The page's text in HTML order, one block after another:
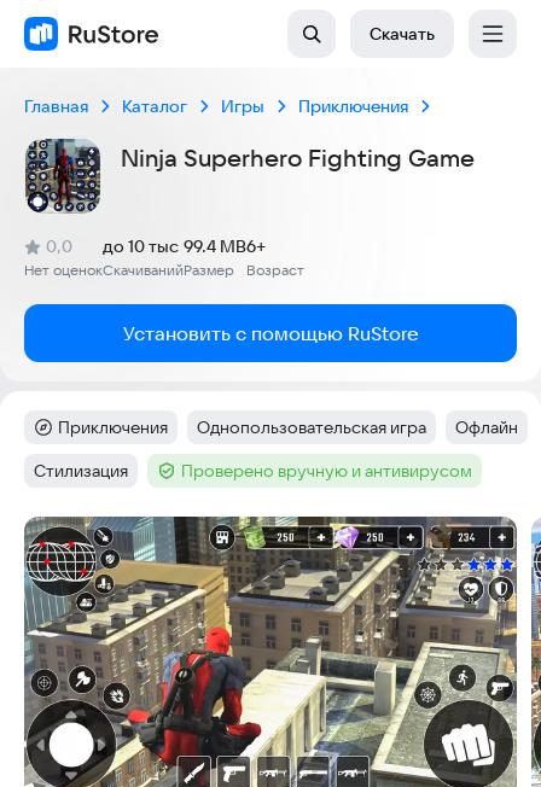
Скачать
Главная Каталог Игры Приключения
Ninja Superhero Fighting Game
Рейтинг:
0,0
(
Нет оценок
)
Скачиваний
до 10 тыс
Размер
99.4 MB
Возраст
6+
Установить с помощью RuStore
Категория:
Приключения Тег:
Однопользовательская игра Тег:
Офлайн
Тег:
Стилизация Тег :Проверено вручную и антивирусом
Скриншоты